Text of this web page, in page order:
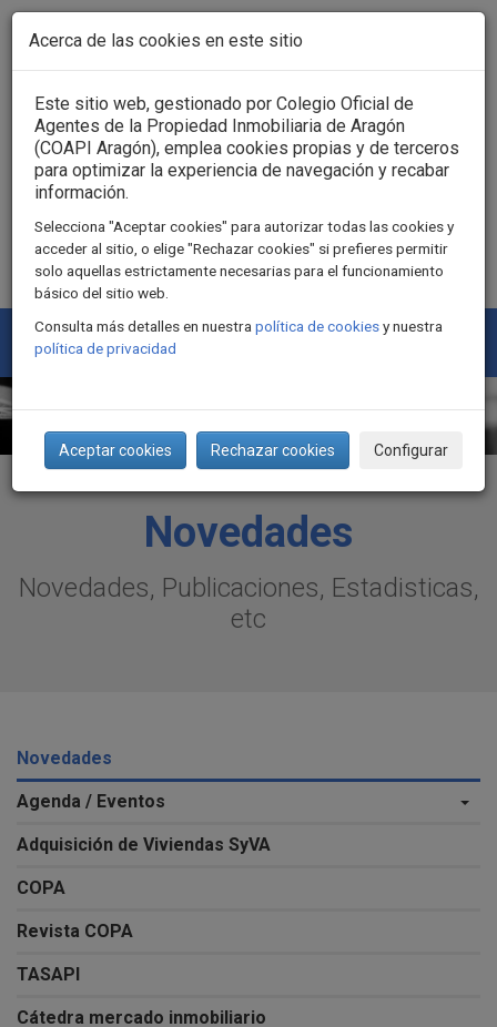
Pasar al contenido principal
Acceso usuarios
Novedades
Novedades, Publicaciones, Estadisticas,
etc
Novedades
Agenda / Eventos
Adquisición de Viviendas SyVA
COPA
Revista COPA
TASAPI
Cátedra mercado inmobiliario
Acerca de las cookies en este sitio
Este sitio web, gestionado por Colegio Oficial de
Agentes de la Propiedad Inmobiliaria de Aragón
(COAPI Aragón), emplea cookies propias y de terceros
para optimizar la experiencia de navegación y recabar
información.
Selecciona "Aceptar cookies" para autorizar todas las cookies y
acceder al sitio, o elige "Rechazar cookies" si prefieres permitir
solo aquellas estrictamente necesarias para el funcionamiento
básico del sitio web.
Consulta más detalles en nuestra política de cookiesy nuestra
política de privacidad
Aceptar cookies Rechazar cookies Configurar